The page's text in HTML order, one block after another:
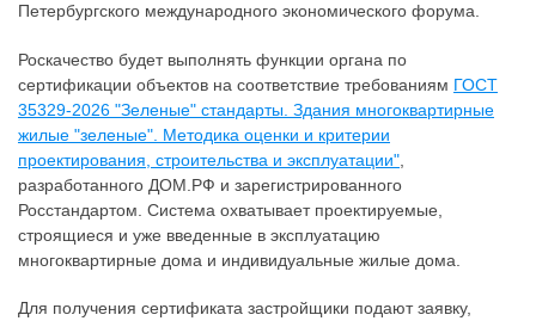
Петербургского международного экономического форума.
Роскачество будет выполнять функции органа по
сертификации объектов на соответствие требованиям ГОСТ
35329-2026 "Зеленые" стандарты. Здания многоквартирные
жилые "зеленые". Методика оценки и критерии
проектирования, строительства и эксплуатации"
разработанного ДОМ.РФ и зарегистрированного
Росстандартом. Система охватывает проектируемые,
строящиеся и уже введенные в эксплуатацию
многоквартирные дома и индивидуальные жилые дома.
Для получения сертификата застройщики подают заявку,